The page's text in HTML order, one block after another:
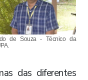
de Souza - Técnico da
das diferentes